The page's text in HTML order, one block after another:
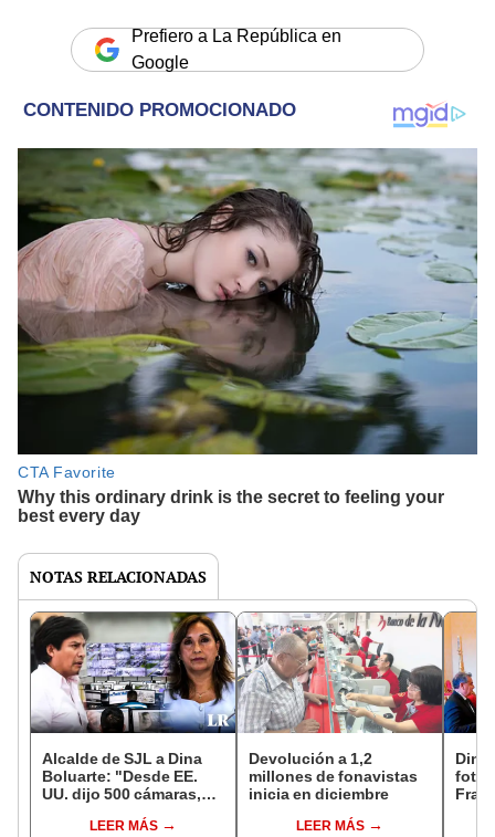
Prefiero a La República en
Google
NOTAS RELACIONADAS
Alcalde de SJL a Dina
Boluarte: "Desde EE.
UU. dijo 500 cámaras,
LEER MÁS
Devolución a 1,2
millones de fonavistas
inicia en diciembre
LEER MÁS
Dina